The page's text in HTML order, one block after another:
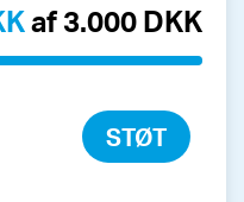
af 3.000 DKK
STØT